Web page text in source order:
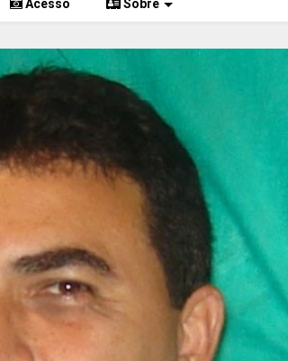
Acesso Sobre